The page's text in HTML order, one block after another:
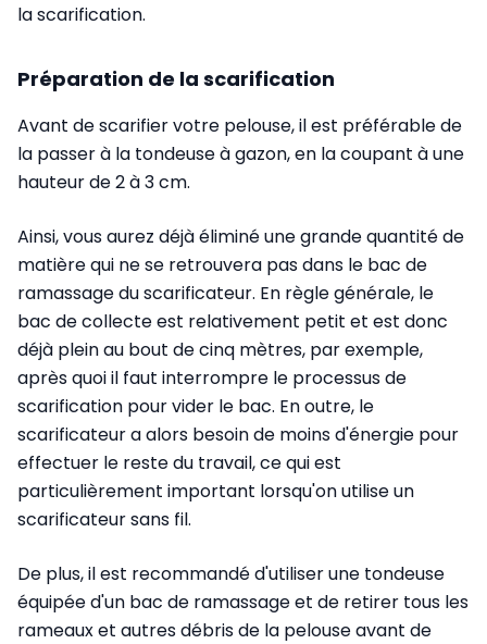
la scarification.
Préparation de la scarification
Avant de scarifier votre pelouse, il est préférable de
la passer à la tondeuse à gazon, en la coupant à une
hauteur de 2 à 3 cm.
Ainsi, vous aurez déjà éliminé une grande quantité de
matière qui ne se retrouvera pas dans le bac de
ramassage du scarificateur. En règle générale, le
bac de collecte est relativement petit et est donc
déjà plein au bout de cinq mètres, par exemple,
après quoi il faut interrompre le processus de
scarification pour vider le bac. En outre, le
scarificateur a alors besoin de moins d'énergie pour
effectuer le reste du travail, ce qui est
particulièrement important lorsqu'on utilise un
scarificateur sans fil.
De plus, il est recommandé d'utiliser une tondeuse
équipée d'un bac de ramassage et de retirer tous les
rameaux et autres débris de la pelouse avant de